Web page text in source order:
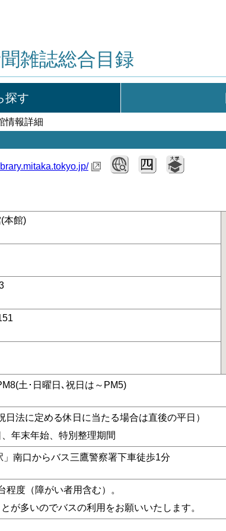
雑誌総合目録
探す
情報詳細
本館)
土･日曜日､祝日は～PM5)
日法に定める休日に当たる場合は直後の平日）
、年末年始、特別整理期間
」南口からバス三鷹警察署下車徒歩1分
程度（障がい者用含む）。
が多いのでバスの利用をお願いいたします。